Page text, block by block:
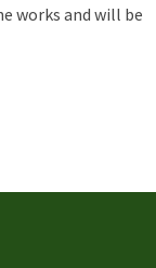
works and will be